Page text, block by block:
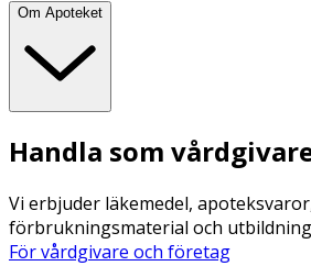
Om Apoteket
Handla som
Vi erbjuder läkemedel,
förbrukningsmaterial och
För vårdgivare och företag